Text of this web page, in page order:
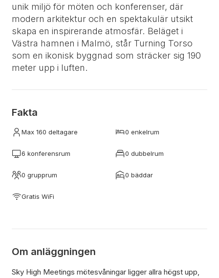
unik miljö för möten och konferenser, där
modern arkitektur och en spektakulär utsikt
skapa en inspirerande atmosfär. Beläget i
Västra hamnen i Malmö, står Turning Torso
som en ikonisk byggnad som sträcker sig 190
meter upp i luften.
Fakta
Max 160 deltagare 0 enkelrum
6 konferensrum 0 dubbelrum
0 grupprum 0 bäddar
Gratis WiFi
Om anläggningen
Sky High Meetings mötesvåningar ligger allra högst upp,